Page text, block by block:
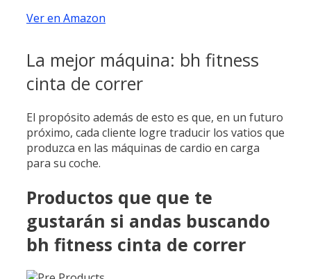
Ver en Amazon
La mejor máquina: bh fitness
cinta de correr
El propósito además de esto es que, en un futuro
próximo, cada cliente logre traducir los vatios que
produzca en las máquinas de cardio en carga
para su coche.
Productos que que te
gustarán si andas buscando
bh fitness cinta de correr